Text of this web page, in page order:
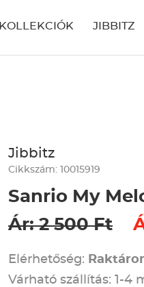
KOLLEKCIÓK JIBBITZ
Jibbitz
Cikkszám: 10015919
Sanrio My
Ár: 2 500 Ft
Elérhetőség:
Várható szállítás: 1-4